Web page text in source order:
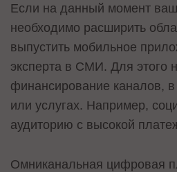
Если на данный момент ваш
необходимо расширить
выпустить мобильное
эксперта в СМИ. Для этого
финансирование каналов,
или услугах. Например,
аудиторию с высокой
Омниканальная цифровая